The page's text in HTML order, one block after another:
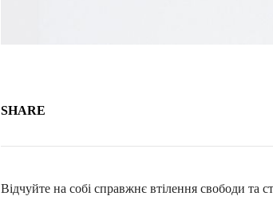
SHARE
Відчуйте на собі справжнє втілення свободи